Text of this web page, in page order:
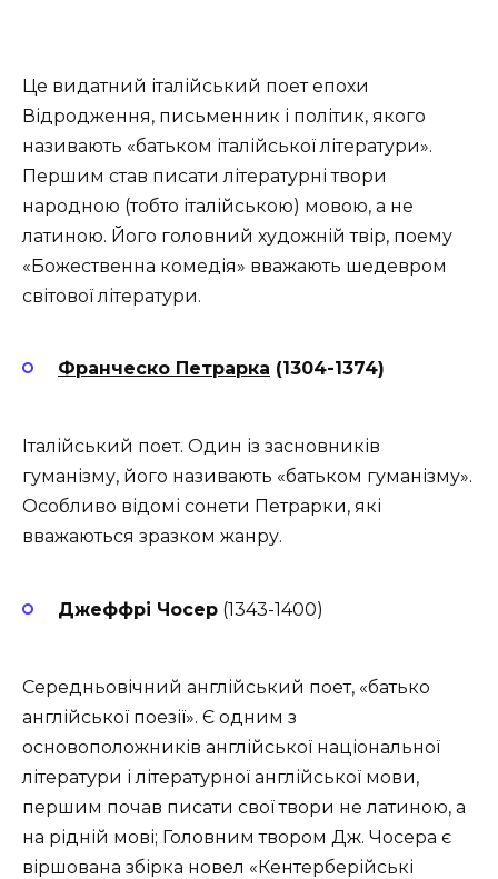
Це видатний італійський поет епохи
Відродження, письменник і політик, якого
називають «батьком італійської літератури».
Першим став писати літературні твори
народною (тобто італійською) мовою, а не
латиною. Його головний художній твір, поему
«Божественна комедія» вважають шедевром
світової літератури.
Франческо Петрарка (1304-1374)
Італійський поет. Один із засновників
гуманізму, його називають «батьком гуманізму».
Особливо відомі сонети Петрарки, які
вважаються зразком жанру.
Джеффрі Чосер (1343-1400)
Середньовічний англійський поет, «батько
англійської поезії». Є одним з
основоположників англійської національної
літератури і літературної англійської мови,
першим почав писати свої твори не латиною, а
на рідній мові; Головним твором Дж. Чосера є
віршована збірка новел «Кентерберійські